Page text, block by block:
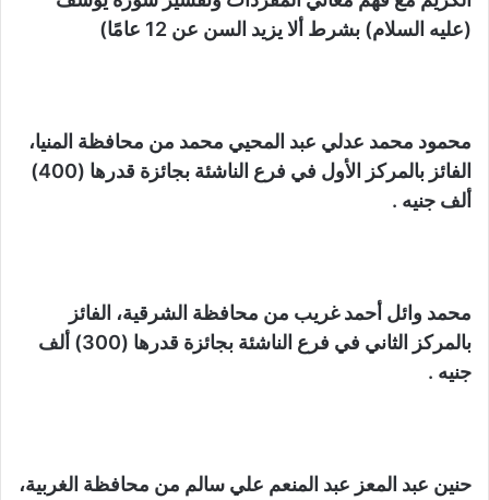
(عليه السلام) بشرط ألا يزيد السن عن 12 عامًا)
محمود محمد عدلي عبد المحيي محمد من محافظة المنيا،
الفائز بالمركز الأول في فرع الناشئة بجائزة قدرها (400)
ألف جنيه .
محمد وائل أحمد غريب من محافظة الشرقية، الفائز
بالمركز الثاني في فرع الناشئة بجائزة قدرها (300) ألف
جنيه .
حنين عبد المعز عبد المنعم علي سالم من محافظة الغربية،